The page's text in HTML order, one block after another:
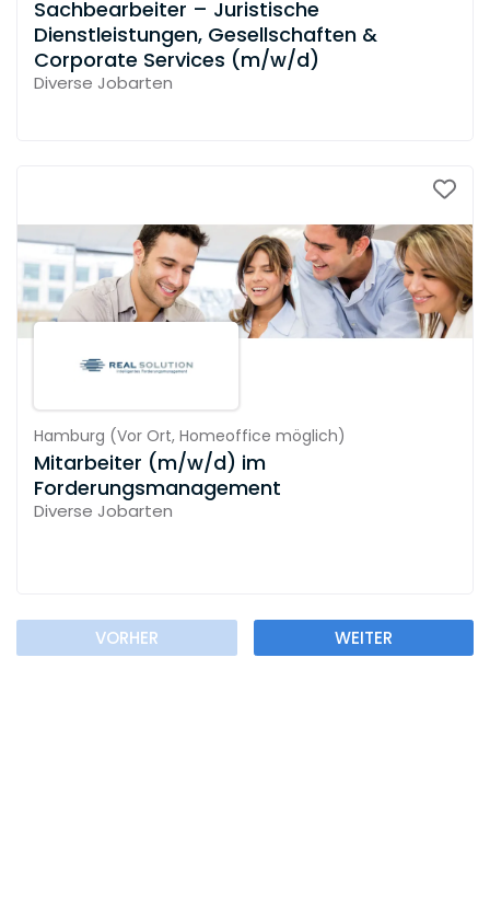
Sachbearbeiter – Juristische
Dienstleistungen, Gesellschaften &
Corporate Services (m/w/d)
Diverse Jobarten
Hamburg (Vor Ort, Homeoffice möglich)
Mitarbeiter (m/w/d) im
Forderungsmanagement
Diverse Jobarten
VORHER WEITER